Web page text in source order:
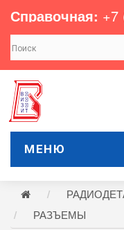
Справочная: +7
МЕНЮ
РАЗЪЕМЫ